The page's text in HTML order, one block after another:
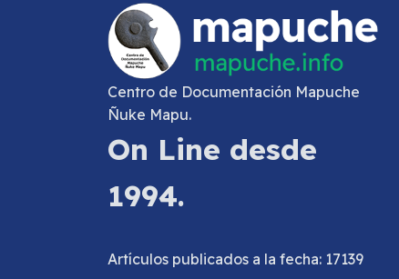
Centro de Documentación Mapuche
Ñuke Mapu.
On Line desde
1994.
Artículos publicados a la fecha: 17139